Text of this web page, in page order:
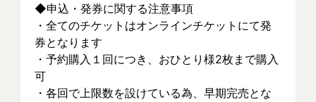
◆申込・発券に関する注意事項
・全てのチケットはオンラインチケットにて発
券となります
・予約購入１回につき、おひとり様2枚まで購入
可
・各回で上限数を設けている為、早期完売とな